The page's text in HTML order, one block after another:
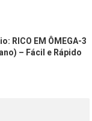
RICO EM ÔMEGA-3
– Fácil e Rápido